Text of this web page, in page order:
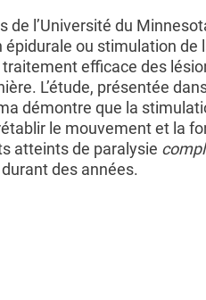
de l’Université du
épidurale ou stimulation de
efficace des
L’étude, présentée
démontre que la
le mouvement et la
atteints de paralysie
des années.